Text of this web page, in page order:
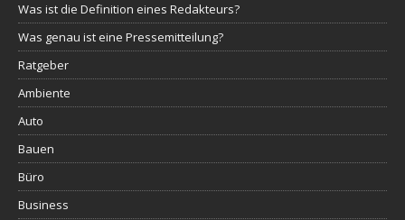
Was ist die Definition eines Redakteurs?
Was genau ist eine Pressemitteilung?
Ratgeber
Ambiente
Auto
Bauen
Büro
Business